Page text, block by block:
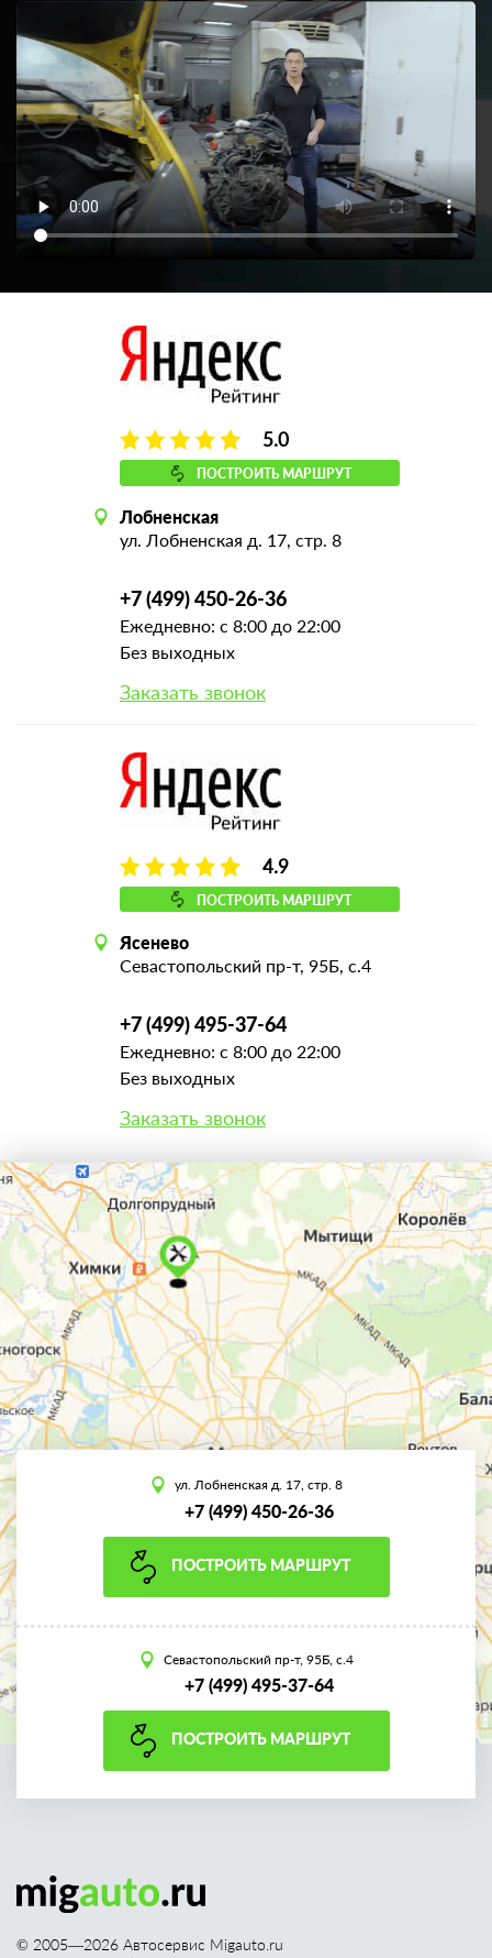
5.0
ПОСТРОИТЬ МАРШРУТ
Лобненская
ул. Лобненская д. 17, стр. 8
+7 (499) 450-26-36
Ежедневно: с 8:00 до 22:00
Без выходных
Заказать звонок
4.9
ПОСТРОИТЬ МАРШРУТ
Ясенево
Севастопольский пр-т, 95Б, с.4
+7 (499) 495-37-64
Ежедневно: с 8:00 до 22:00
Без выходных
Заказать звонок
ул. Лобненская д. 17, стр. 8
+7 (499) 450-26-36
ПОСТРОИТЬ МАРШРУТ
Севастопольский пр-т, 95Б, с.4
+7 (499) 495-37-64
ПОСТРОИТЬ МАРШРУТ
© 2005—2026 Автосервис Migauto.ru